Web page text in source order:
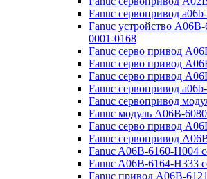
Fanuc сервопривод
Fanuc устройство
0001-0168
Fanuc серво привод
Fanuc серво привод
Fanuc серво привод
Fanuc сервопривод
Fanuc сервопривод
Fanuc модуль A06B-
Fanuc серво привод
Fanuc сервопривод
Fanuc A06B-6160-H004
Fanuc A06B-6164-H333
Fanuc привод A06B-